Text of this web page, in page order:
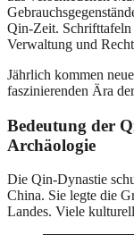
Qin-Zeit.
Verwaltung und
Jährlich kommen
faszinierenden Ära
Bedeutung der
Archäologie
Die Qin-Dynastie
China. Sie legte die
Landes. Viele